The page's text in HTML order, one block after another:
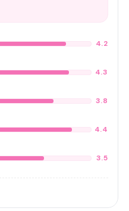
4.2
4.3
3.8
4.4
3.5